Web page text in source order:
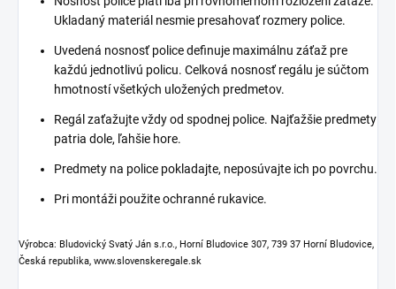
Ukladaný materiál nesmie presahovať rozmery police.
Uvedená nosnosť police definuje maximálnu záťaž pre
každú jednotlivú policu. Celková nosnosť regálu je súčtom
hmotností všetkých uložených predmetov.
Regál zaťažujte vždy od spodnej police. Najťažšie predmety
patria dole, ľahšie hore.
Predmety na police pokladajte, neposúvajte ich po povrchu.
Pri montáži použite ochranné rukavice.
Výrobca: Bludovický Svatý Ján s.r.o., Horní Bludovice 307, 739 37 Horní Bludovice,
Česká republika, www.slovenskeregale.sk